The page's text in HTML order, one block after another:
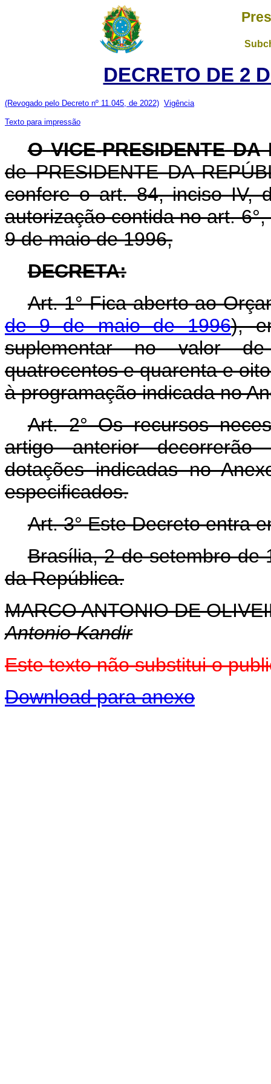
DECRETO DE 2
(Revogado pelo Decreto nº 11.045, de 2022) Vigência
Texto para impressão
O VICE-PRESIDENTE DA
de PRESIDENTE DA
confere o art. 84, inciso IV,
autorização contida no art.
9 de maio de 1996,
DECRETA:
Art. 1° Fica aberto ao
de 9 de maio de 1996),
suplementar no valor
quatrocentos e quarenta e
à programação indicada no
Art. 2° Os recursos
artigo anterior decorrerão
dotações indicadas no
especificados.
Art. 3° Este Decreto entra
Brasília, 2 de setembro de
da República.
MARCO ANTONIO DE
Antonio Kandir
Este texto não substitui o
Download para anexo